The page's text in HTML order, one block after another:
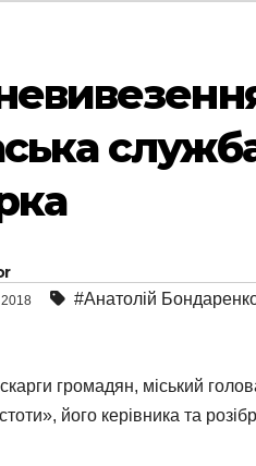
#Анатолій
громадян, міський
його керівника та